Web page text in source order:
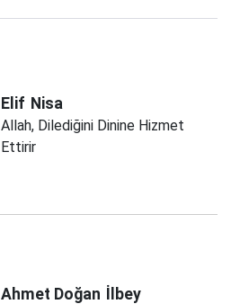
Elif Nisa
Allah, Dilediğini Dinine Hizmet
Ettirir
Ahmet Doğan İlbey